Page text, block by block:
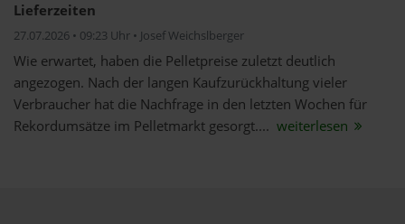
Lieferzeiten
27.07.2026 • 09:23 Uhr • Josef Weichslberger
Wie erwartet, haben die Pelletpreise zuletzt deutlich
angezogen. Nach der langen Kaufzurückhaltung vieler
Verbraucher hat die Nachfrage in den letzten Wochen für
Rekordumsätze im Pelletmarkt gesorgt.... weiterlesen